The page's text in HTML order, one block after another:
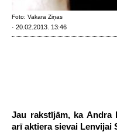
Foto: Vakara Ziņas
· 20.02.2013. 13:46
Jau rakstījām, ka Andra
arī aktiera sievai Lenvijai